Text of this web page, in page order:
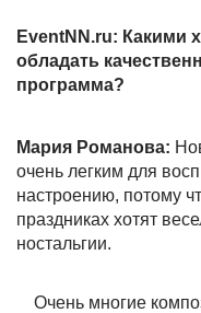
EventNN.ru: Какими
обладать
программа?
Мария Романова:
очень легким для
настроению, потому
праздниках хотят
ностальгии.
Очень многие